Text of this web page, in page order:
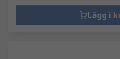
Lägg i